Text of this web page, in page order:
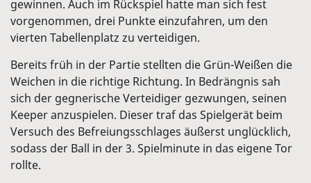
gewinnen. Auch im Rückspiel hatte man sich fest
vorgenommen, drei Punkte einzufahren, um den
vierten Tabellenplatz zu verteidigen.
Bereits früh in der Partie stellten die Grün-Weißen die
Weichen in die richtige Richtung. In Bedrängnis sah
sich der gegnerische Verteidiger gezwungen, seinen
Keeper anzuspielen. Dieser traf das Spielgerät beim
Versuch des Befreiungsschlages äußerst unglücklich,
sodass der Ball in der 3. Spielminute in das eigene Tor
rollte.